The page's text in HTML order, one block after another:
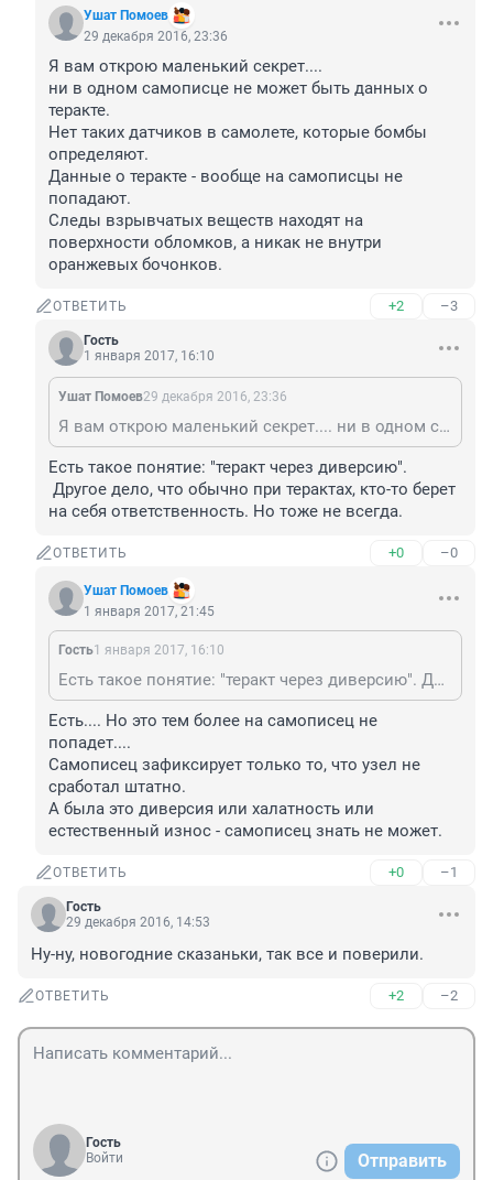
Ушат Помоев
29 декабря 2016, 23:36
Я вам открою маленький секрет....
ни в одном самописце не может быть данных о
теракте.
Нет таких датчиков в самолете, которые бомбы
определяют.
Данные о теракте - вообще на самописцы не
попадают.
Следы взрывчатых веществ находят на
поверхности обломков, а никак не внутри
оранжевых бочонков.
ОТВЕТИТЬ +2 –3
Гость
1 января 2017, 16:10
Ушат Помоев29 декабря 2016, 23:36
Я вам открою маленький секрет.... ни в одном самописце не может быть данных о теракте. Нет таких датчиков в самолете, которые бомбы определяют. Данные о теракте - вообще на самописцы не попадают. Следы взрывчатых веществ находят на поверхности обломков, а никак не внутри оранжевых бочонков.
Есть такое понятие: "теракт через диверсию".
Другое дело, что обычно при терактах, кто-то берет
на себя ответственность. Но тоже не всегда.
ОТВЕТИТЬ +0 –0
Ушат Помоев
1 января 2017, 21:45
Гость1 января 2017, 16:10
Есть такое понятие: "теракт через диверсию". Другое дело, что обычно при терактах, кто-то берет на себя ответственность. Но тоже не всегда.
Есть.... Но это тем более на самописец не
попадет....
Самописец зафиксирует только то, что узел не
сработал штатно.
А была это диверсия или халатность или
естественный износ - самописец знать не может.
ОТВЕТИТЬ +0 –1
Гость
29 декабря 2016, 14:53
Ну-ну, новогодние сказаньки, так все и поверили.
ОТВЕТИТЬ +2 –2
Гость
Войти
Отправить